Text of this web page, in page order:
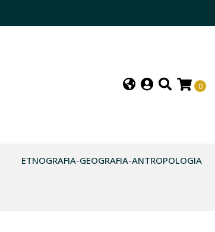
0
ETNOGRAFIA-GEOGRAFIA-ANTROPOLOGIA